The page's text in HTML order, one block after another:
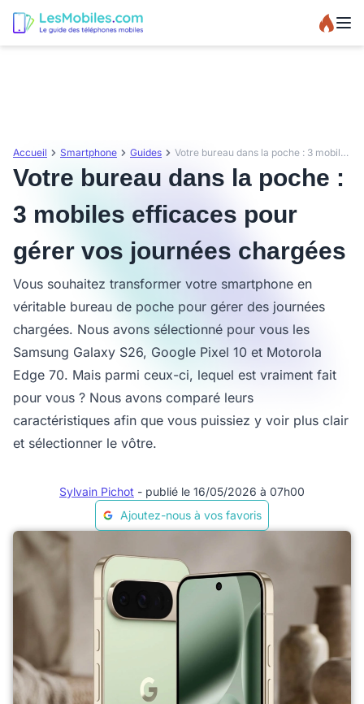
Accueil Smartphone Guides Votre bureau dans la poche : 3 mobiles efficaces pour gérer vos journées chargées
Votre bureau dans la poche :
3 mobiles efficaces pour
gérer vos journées chargées
Vous souhaitez transformer votre smartphone en
véritable bureau de poche pour gérer des journées
chargées. Nous avons sélectionné pour vous les
Samsung Galaxy S26, Google Pixel 10 et Motorola
Edge 70. Mais parmi ceux-ci, lequel est vraiment fait
pour vous ? Nous avons comparé leurs
caractéristiques afin que vous puissiez y voir plus clair
et sélectionner le vôtre.
Sylvain Pichot - publié le 16/05/2026 à 07h00
Ajoutez-nous à vos favoris